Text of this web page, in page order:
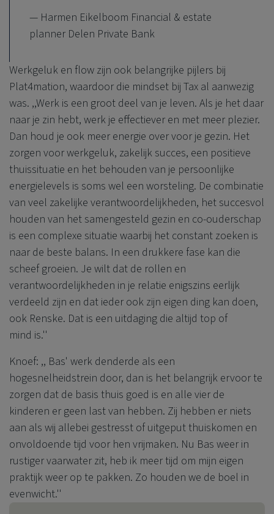
— Harmen Eikelboom Financial & estate
planner Delen Private Bank
Werkgeluk en flow zijn ook belangrijke pijlers bij
Plat4mation, waardoor die mindset bij Tax al aanwezig
was. ,,Werk is een groot deel van je leven. Als je het daar
naar je zin hebt, werk je effectiever en met meer plezier.
Dan houd je ook meer energie over voor je gezin. Het
zorgen voor werkgeluk, zakelijk succes, een positieve
thuissituatie en het behouden van je persoonlijke
energielevels is soms wel een worsteling. De combinatie
van veel zakelijke verantwoordelijkheden, het succesvol
houden van het samengesteld gezin en co-ouderschap
is een complexe situatie waarbij het constant zoeken is
naar de beste balans. In een drukkere fase kan die
scheef groeien. Je wilt dat de rollen en
verantwoordelijkheden in je relatie enigszins eerlijk
verdeeld zijn en dat ieder ook zijn eigen ding kan doen,
ook Renske. Dat is een uitdaging die altijd top of
mind is.''
Knoef: ,, Bas' werk denderde als een
hogesnelheidstrein door, dan is het belangrijk ervoor te
zorgen dat de basis thuis goed is en alle vier de
kinderen er geen last van hebben. Zij hebben er niets
aan als wij allebei gestresst of uitgeput thuiskomen en
onvoldoende tijd voor hen vrijmaken. Nu Bas weer in
rustiger vaarwater zit, heb ik meer tijd om mijn eigen
praktijk weer op te pakken. Zo houden we de boel in
evenwicht.''